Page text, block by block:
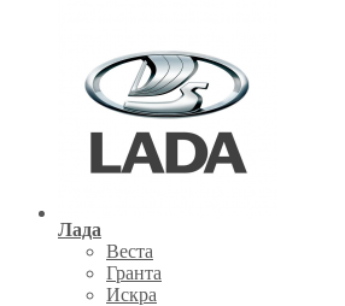
Лада
Веста
Гранта
Искра